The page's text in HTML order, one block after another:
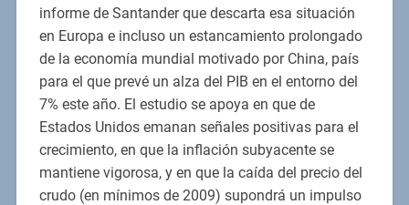
informe de Santander que descarta esa situación
en Europa e incluso un estancamiento prolongado
de la economía mundial motivado por China, país
para el que prevé un alza del PIB en el entorno del
7% este año. El estudio se apoya en que de
Estados Unidos emanan señales positivas para el
crecimiento, en que la inflación subyacente se
mantiene vigorosa, y en que la caída del precio del
crudo (en mínimos de 2009) supondrá un impulso